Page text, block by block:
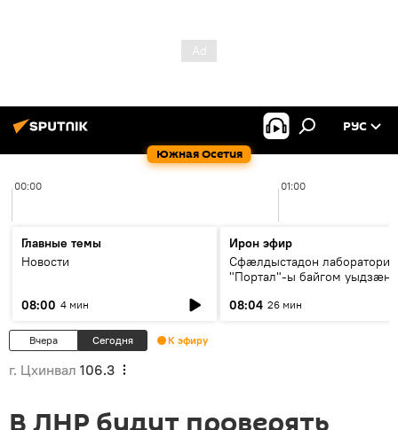
Южная Осетия
РУС
00:00 01:00
Главные темы
Новости
08:00 4 мин
Ирон эфир
Сфæлдыстадон лаборатори
"Портал"-ы байгом уыдзæн
Æхсары куыстыты равдыст
08:04 26 мин
Вчера Сегодня К эфиру
г. Цхинвал 106.3